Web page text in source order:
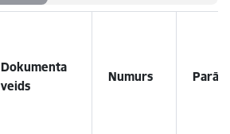
Dokumenta
veids
Numurs